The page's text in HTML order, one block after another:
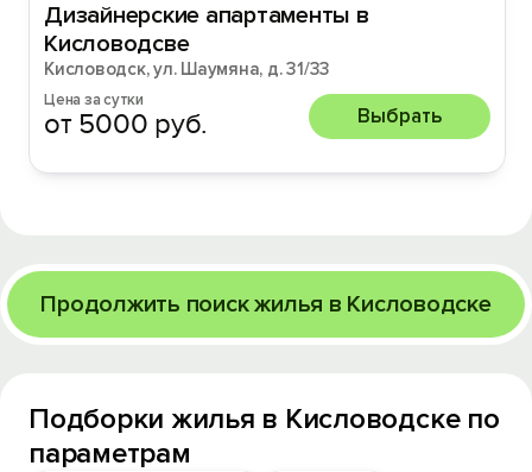
Дизайнерские апартаменты в
Кисловодсве
Кисловодск, ул. Шаумяна, д. 31/33
Цена за сутки
от 5000 руб. Выбрать
Продолжить поиск жилья в Кисловодске
Подборки жилья в Кисловодске по
параметрам